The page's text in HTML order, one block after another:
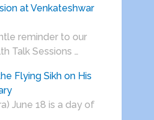
at Venkateshwar
reminder to our
Talk Sessions …
Flying Sikh on His
June 18 is a day of